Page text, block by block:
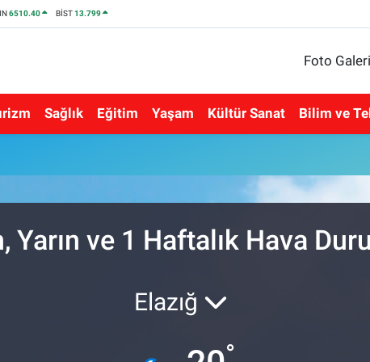
6510.40 BİST13.799
Foto Galeri
Sağlık Eğitim Yaşam Kültür Sanat Bilim ve
Yarın ve 1 Haftalık Hava
Elazığ
°